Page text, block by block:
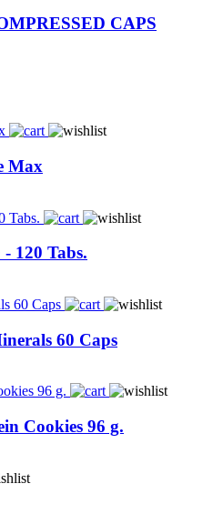
CAPS
Max
120 Tabs.
60 Caps
Cookies 96 g.